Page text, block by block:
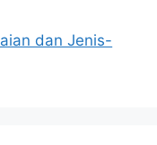
dan Jenis-